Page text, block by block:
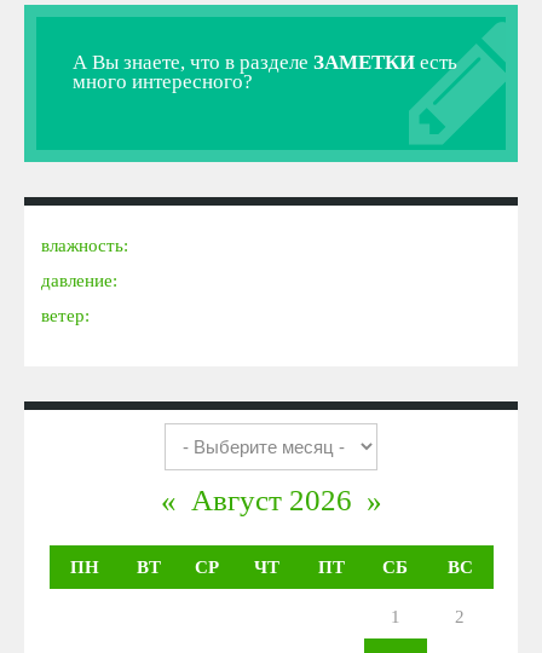
А Вы знаете, что в разделе ЗАМЕТКИ есть
много интересного?
влажность:
давление:
ветер:
« Август 2026 »
ПН ВТ СР ЧТ ПТ СБ ВС
1 2